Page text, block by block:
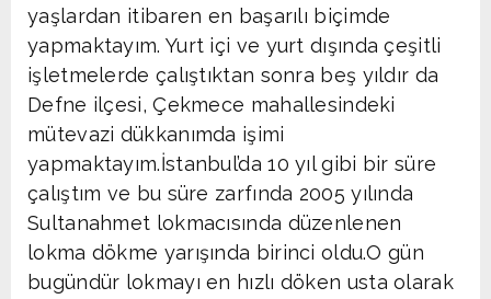
yaşlardan itibaren en başarılı biçimde
yapmaktayım. Yurt içi ve yurt dışında çeşitli
işletmelerde çalıştıktan sonra beş yıldır da
Defne ilçesi, Çekmece mahallesindeki
mütevazi dükkanımda işimi
yapmaktayım.İstanbul’da 10 yıl gibi bir süre
çalıştım ve bu süre zarfında 2005 yılında
Sultanahmet lokmacısında düzenlenen
lokma dökme yarışında birinci oldu.O gün
bugündür lokmayı en hızlı döken usta olarak